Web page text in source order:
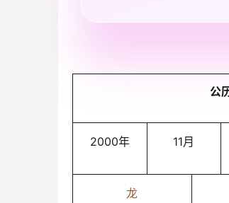
公
2000年 11月
龙